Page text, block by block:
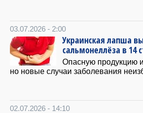
03.07.2026 - 2:00
Украинская лапша
сальмонеллёза в 14
Опасную продукцию
но новые случаи заболевания
02.07.2026 - 14:10